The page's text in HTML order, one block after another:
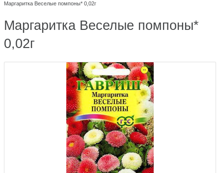
Маргаритка Веселые помпоны* 0,02г
Маргаритка Веселые помпоны*
0,02г